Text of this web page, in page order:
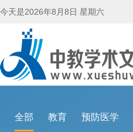
今天是2026年8月8日 星期六
全部 教育 预防医学